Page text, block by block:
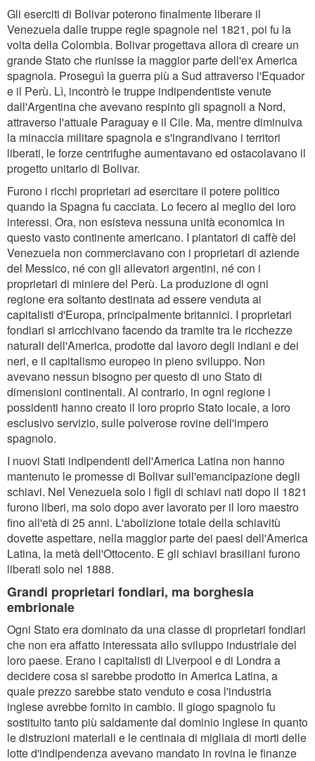
Gli eserciti di Bolivar poterono finalmente liberare il
Venezuela dalle truppe regie spagnole nel 1821, poi fu la
volta della Colombia. Bolivar progettava allora di creare un
grande Stato che riunisse la maggior parte dell'ex America
spagnola. Proseguì la guerra più a Sud attraverso l'Equador
e il Perù. Lì, incontrò le truppe indipendentiste venute
dall'Argentina che avevano respinto gli spagnoli a Nord,
attraverso l'attuale Paraguay e il Cile. Ma, mentre diminuiva
la minaccia militare spagnola e s'ingrandivano i territori
liberati, le forze centrifughe aumentavano ed ostacolavano il
progetto unitario di Bolivar.
Furono i ricchi proprietari ad esercitare il potere politico
quando la Spagna fu cacciata. Lo fecero al meglio dei loro
interessi. Ora, non esisteva nessuna unità economica in
questo vasto continente americano. I piantatori di caffè del
Venezuela non commerciavano con i proprietari di aziende
del Messico, né con gli allevatori argentini, né con i
proprietari di miniere del Perù. La produzione di ogni
regione era soltanto destinata ad essere venduta ai
capitalisti d'Europa, principalmente britannici. I proprietari
fondiari si arricchivano facendo da tramite tra le ricchezze
naturali dell'America, prodotte dal lavoro degli indiani e dei
neri, e il capitalismo europeo in pieno sviluppo. Non
avevano nessun bisogno per questo di uno Stato di
dimensioni continentali. Al contrario, in ogni regione i
possidenti hanno creato il loro proprio Stato locale, a loro
esclusivo servizio, sulle polverose rovine dell'impero
spagnolo.
I nuovi Stati indipendenti dell'America Latina non hanno
mantenuto le promesse di Bolivar sull'emancipazione degli
schiavi. Nel Venezuela solo i figli di schiavi nati dopo il 1821
furono liberi, ma solo dopo aver lavorato per il loro maestro
fino all'età di 25 anni. L'abolizione totale della schiavitù
dovette aspettare, nella maggior parte dei paesi dell'America
Latina, la metà dell'Ottocento. E gli schiavi brasiliani furono
liberati solo nel 1888.
Grandi proprietari fondiari, ma borghesia
embrionale
Ogni Stato era dominato da una classe di proprietari fondiari
che non era affatto interessata allo sviluppo industriale del
loro paese. Erano i capitalisti di Liverpool e di Londra a
decidere cosa si sarebbe prodotto in America Latina, a
quale prezzo sarebbe stato venduto e cosa l'industria
inglese avrebbe fornito in cambio. Il giogo spagnolo fu
sostituito tanto più saldamente dal dominio inglese in quanto
le distruzioni materiali e le centinaia di migliaia di morti delle
lotte d'indipendenza avevano mandato in rovina le finanze